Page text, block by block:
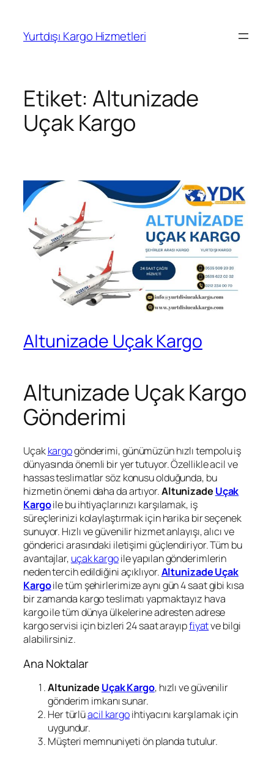
Yurtdışı Kargo Hizmetleri
Etiket:Altunizade
Uçak Kargo
Altunizade Uçak Kargo
Altunizade Uçak Kargo
Gönderimi
Uçakkargogönderimi, günümüzün hızlı tempolu iş
dünyasında önemli bir yer tutuyor. Özellikle acil ve
hassas teslimatlar söz konusu olduğunda, bu
hizmetin önemi daha da artıyor.Altunizade Uçak
Kargoile bu ihtiyaçlarınızı karşılamak, iş
süreçlerinizi kolaylaştırmak için harika bir seçenek
sunuyor. Hızlı ve güvenilir hizmet anlayışı, alıcı ve
gönderici arasındaki iletişimi güçlendiriyor. Tüm bu
avantajlar, uçak kargoile yapılan gönderimlerin
neden tercih edildiğini açıklıyor.Altunizade Uçak
Kargoile tüm şehirlerimize aynı gün 4 saat gibi kısa
bir zamanda kargo teslimatı yapmaktayız hava
kargo ile tüm dünya ülkelerine adresten adrese
kargo servisi için bizleri 24 saat arayıpfiyatve bilgi
alabilirsiniz.
Ana Noktalar
Altunizade Uçak Kargo, hızlı ve güvenilir
gönderim imkanı sunar.
Her türlüacil kargoihtiyacını karşılamak için
uygundur.
Müşteri memnuniyeti ön planda tutulur.